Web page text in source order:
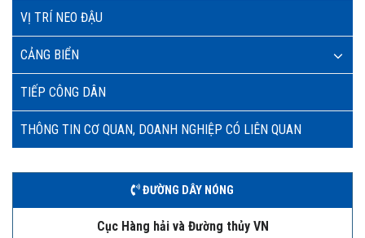
VỊ TRÍ NEO ĐẬU
CẢNG BIỂN
TIẾP CÔNG DÂN
THÔNG TIN CƠ QUAN, DOANH NGHIỆP CÓ LIÊN QUAN
ĐƯỜNG DÂY NÓNG
Cục Hàng hải và Đường thủy VN